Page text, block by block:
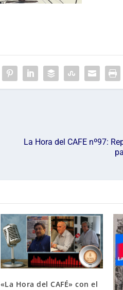
La Hora del CAFE nº97:
«La Hora del CAFÉ» con el